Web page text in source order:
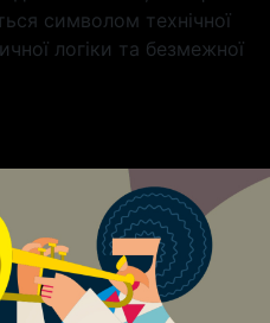
символом технічної
логіки та безмежної